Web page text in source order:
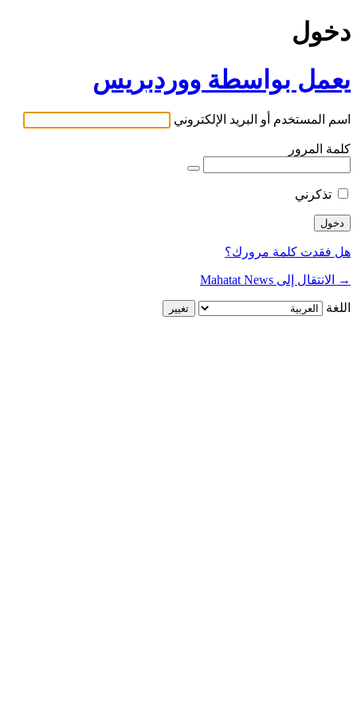
دخول
يعمل بواسطة ووردبريس
اسم المستخدم أو البريد الإلكتروني
كلمة المرور
تذكرني
هل فقدت كلمة مرورك؟
→ الانتقال إلى Mahatat News
اللغة